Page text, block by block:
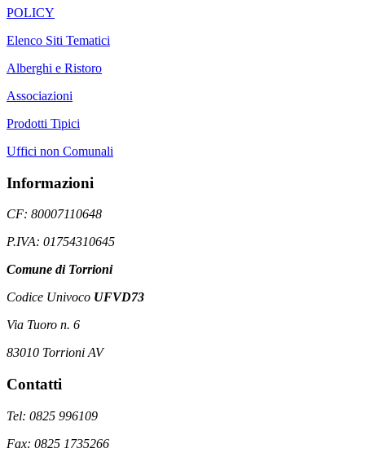
POLICY
Elenco Siti Tematici
Alberghi e Ristoro
Associazioni
Prodotti Tipici
Uffici non Comunali
Informazioni
CF: 80007110648
P.IVA: 01754310645
Comune di Torrioni
Codice Univoco UFVD73
Via Tuoro n. 6
83010 Torrioni AV
Contatti
Tel: 0825 996109
Fax: 0825 1735266